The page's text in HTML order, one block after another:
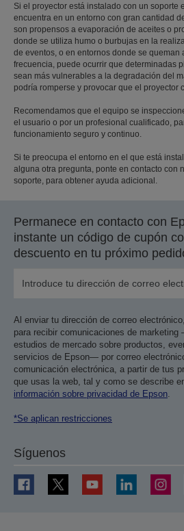
Si el proyector está instalado con un soporte
encuentra en un entorno con gran cantidad
son propensos a evaporación de aceites o
donde se utiliza humo o burbujas en la
de eventos, o en entornos donde se queman
frecuencia, puede ocurrir que determinadas
sean más vulnerables a la degradación del
podría romperse y provocar que el proyector
Recomendamos que el equipo se
el usuario o por un profesional cualificado,
funcionamiento seguro y continuo.
Si te preocupa el entorno en el que está
alguna otra pregunta, ponte en contacto con
soporte, para obtener ayuda adicional.
Permanece en contacto con
instante un código de cupón
descuento en tu próximo
Al enviar tu dirección de correo
para recibir comunicaciones de
estudios de mercado sobre productos,
servicios de Epson— por correo
comunicación electrónica, a partir de tus
que usas la web, tal y como se describe
información sobre privacidad de Epson
*Se aplican restricciones
Síguenos